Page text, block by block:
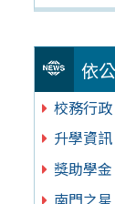
依
校務行政
升學資訊
獎助學金
南門之星